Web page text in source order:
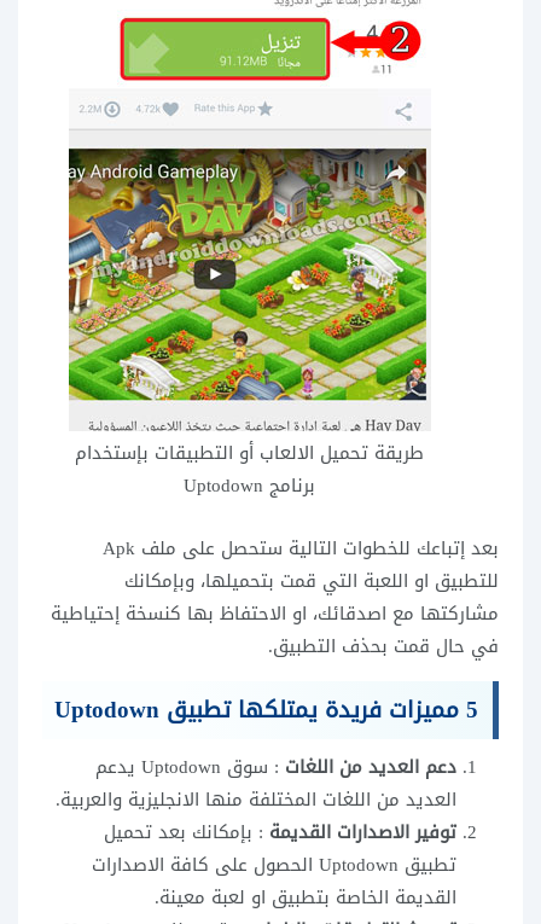
طريقة تحميل الالعاب أو التطبيقات بإستخدام
برنامج Uptodown
بعد إتباعك للخطوات التالية ستحصل على ملف Apk
للتطبيق او اللعبة التي قمت بتحميلها، وبإمكانك
مشاركتها مع اصدقائك، او الاحتفاظ بها كنسخة إحتياطية
في حال قمت بحذف التطبيق.
5 مميزات فريدة يمتلكها تطبيق Uptodown
دعم العديد من اللغات
: سوق Uptodown يدعم
العديد من اللغات المختلفة منها الانجليزية والعربية.
توفير الاصدارات القديمة : بإمكانك بعد تحميل
تطبيق Uptodown الحصول على كافة الاصدارات
القديمة الخاصة بتطبيق او لعبة معينة.